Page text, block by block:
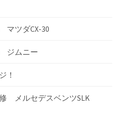
ツダCX-30
ジムニー
！
メルセデスベンツSLK